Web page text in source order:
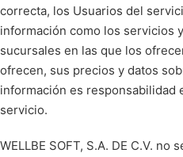
correcta, los Usuarios del
información como los servicios
sucursales en las que los
ofrecen, sus precios y datos
información es responsabilidad
servicio.
WELLBE SOFT, S.A. DE C.V.